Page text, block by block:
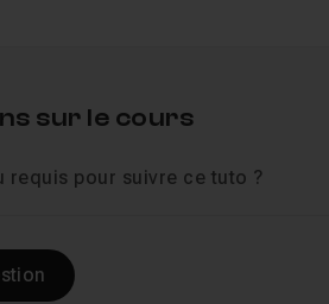
sur le cours
requis pour suivre ce tuto ?